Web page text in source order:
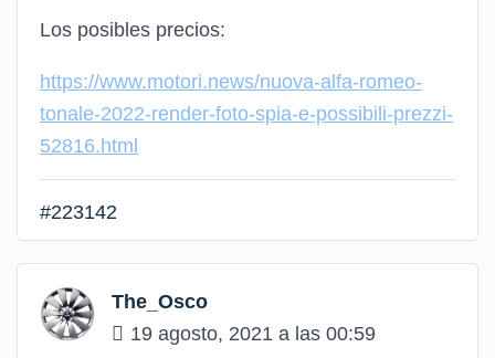
Los posibles precios:
https://www.motori.news/nuova-alfa-romeo-
tonale-2022-render-foto-spia-e-possibili-prezzi-
52816.html
#223142
The_Osco
19 agosto, 2021 a las 00:59